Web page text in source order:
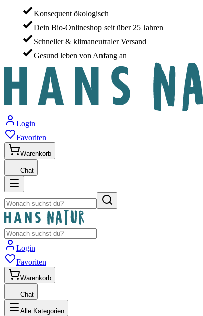
Konsequent ökologisch
Dein Bio-Onlineshop seit über 25 Jahren
Schneller & klimaneutraler Versand
Gesund leben von Anfang an
Login
Favoriten
Warenkorb
Chat
Login
Favoriten
Warenkorb
Chat
Alle Kategorien